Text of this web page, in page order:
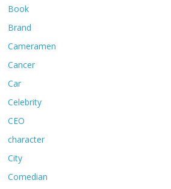
Book
Brand
Cameramen
Cancer
Car
Celebrity
CEO
character
City
Comedian